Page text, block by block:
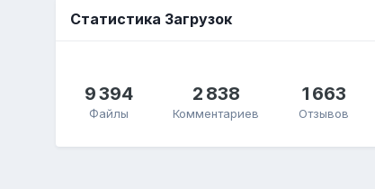
Статистика Загрузок
9 394
Файлы
2 838
Комментариев
1 663
Отзывов